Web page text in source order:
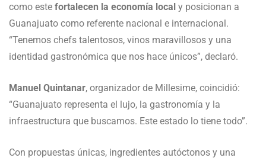
como este fortalecen la economía local y posicionan a
Guanajuato como referente nacional e internacional.
“Tenemos chefs talentosos, vinos maravillosos y una
identidad gastronómica que nos hace únicos”, declaró.
Manuel Quintanar, organizador de Millesime, coincidió:
“Guanajuato representa el lujo, la gastronomía y la
infraestructura que buscamos. Este estado lo tiene todo”.
Con propuestas únicas, ingredientes autóctonos y una